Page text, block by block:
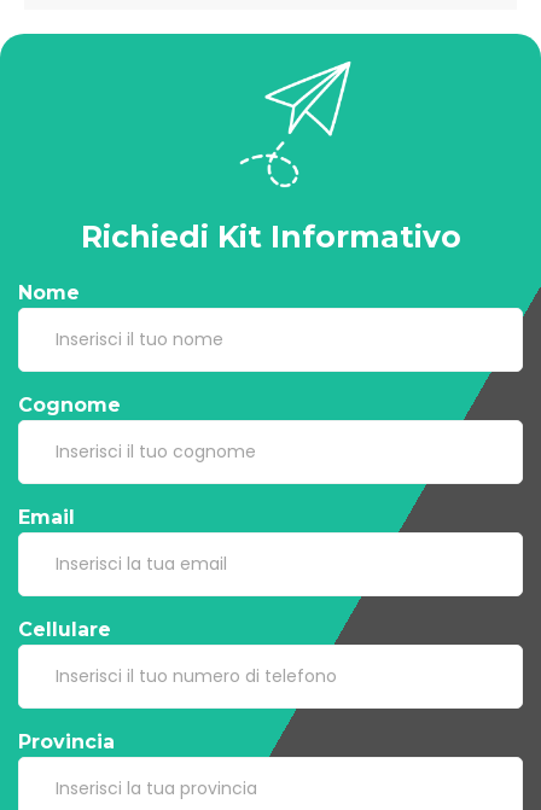
Richiedi Kit Informativo
Nome
Cognome
Email
Cellulare
Provincia